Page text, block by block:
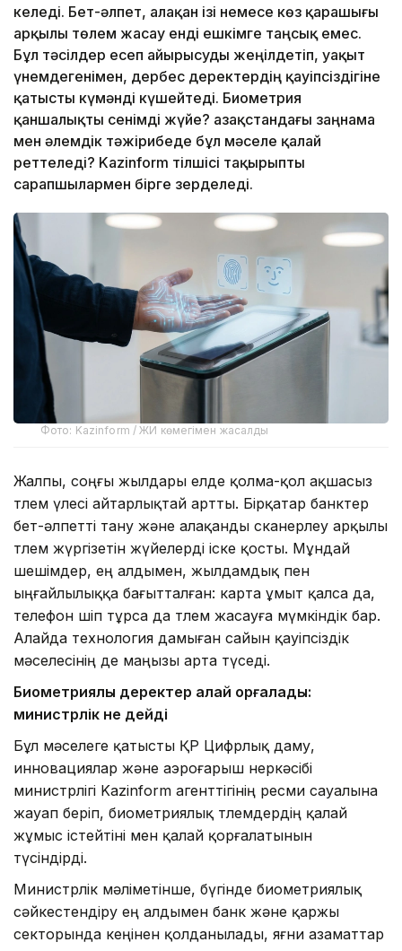
келеді. Бет-әлпет, алақан ізі немесе көз қарашығы
арқылы төлем жасау енді ешкімге таңсық емес.
Бұл тәсілдер есеп айырысуды жеңілдетіп, уақыт
үнемдегенімен, дербес деректердің қауіпсіздігіне
қатысты күмәнді күшейтеді. Биометрия
қаншалықты сенімді жүйе? Қазақстандағы заңнама
мен әлемдік тәжірибеде бұл мәселе қалай
реттеледі? Kazinform тілшісі тақырыпты
сарапшылармен бірге зерделеді.
Фото: Kazinform / ЖИ көмегімен жасалды
Жалпы, соңғы жылдары елде қолма-қол ақшасыз
төлем үлесі айтарлықтай артты. Бірқатар банктер
бет-әлпетті тану және алақанды сканерлеу арқылы
төлем жүргізетін жүйелерді іске қосты. Мұндай
шешімдер, ең алдымен, жылдамдық пен
ыңғайлылыққа бағытталған: карта ұмыт қалса да,
телефон өшіп тұрса да төлем жасауға мүмкіндік бар.
Алайда технология дамыған сайын қауіпсіздік
мәселесінің де маңызы арта түседі.
Биометриялық деректер қалай қорғалады:
министрлік не дейді
Бұл мәселеге қатысты ҚР Цифрлық даму,
инновациялар және аэроғарыш өнеркәсібі
министрлігі Kazinform агенттігінің ресми сауалына
жауап беріп, биометриялық төлемдердің қалай
жұмыс істейтіні мен қалай қорғалатынын
түсіндірді.
Министрлік мәліметінше, бүгінде биометриялық
сәйкестендіру ең алдымен банк және қаржы
секторында кеңінен қолданылады, яғни азаматтар